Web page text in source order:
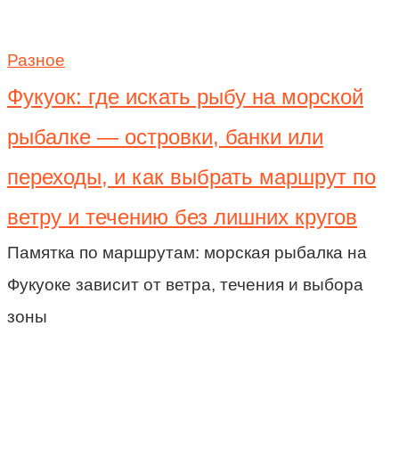
Разное
Фукуок: где искать рыбу на морской
рыбалке — островки, банки или
переходы, и как выбрать маршрут по
ветру и течению без лишних кругов
Памятка по маршрутам: морская рыбалка на
Фукуоке зависит от ветра, течения и выбора
зоны